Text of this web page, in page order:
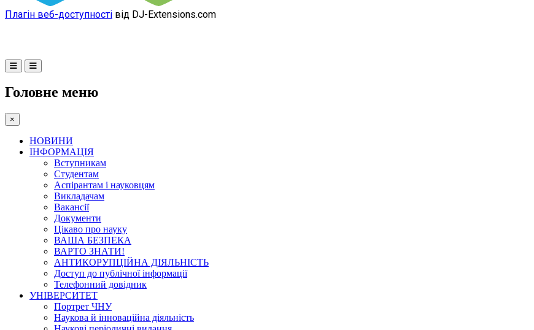
Плагін веб-доступності від DJ-Extensions.com
Головне меню
×
НОВИНИ
ІНФОРМАЦІЯ
Вступникам
Студентам
Аспірантам і науковцям
Викладачам
Вакансії
Документи
Цікаво про науку
ВАША БЕЗПЕКА
ВАРТО ЗНАТИ!
АНТИКОРУПЦІЙНА ДІЯЛЬНІСТЬ
Доступ до публічної інформації
Телефонний довідник
УНІВЕРСИТЕТ
Портрет ЧНУ
Наукова й інноваційна діяльність